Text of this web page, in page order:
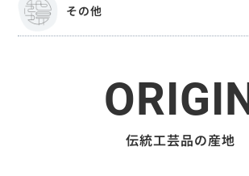
その他
伝統工芸品の産地